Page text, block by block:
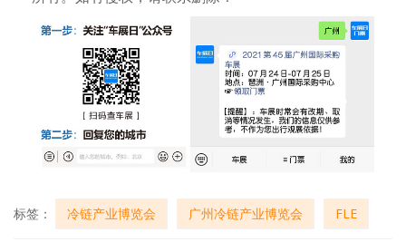
标签： 冷链产业博览会 广州冷链产业博览会 FLE